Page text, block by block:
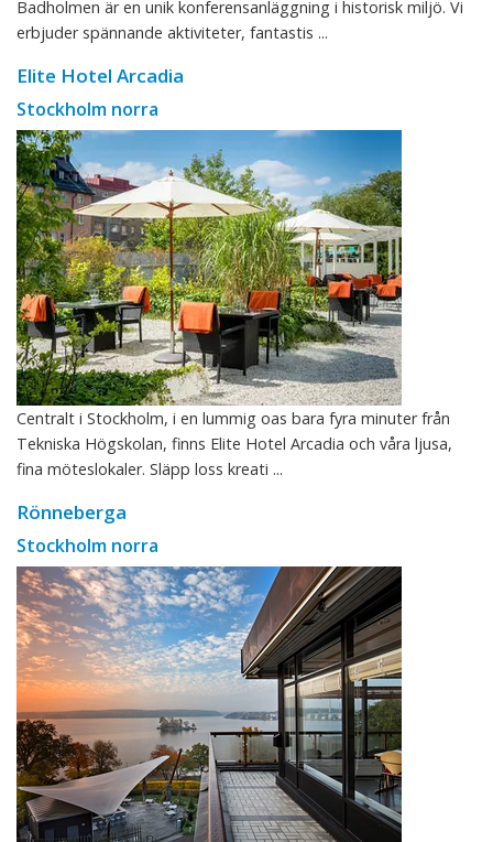
Badholmen är en unik konferensanläggning i historisk miljö. Vi
erbjuder spännande aktiviteter, fantastis ...
Elite Hotel Arcadia
Stockholm norra
Centralt i Stockholm, i en lummig oas bara fyra minuter från
Tekniska Högskolan, finns Elite Hotel Arcadia och våra ljusa,
fina möteslokaler. Släpp loss kreati ...
Rönneberga
Stockholm norra